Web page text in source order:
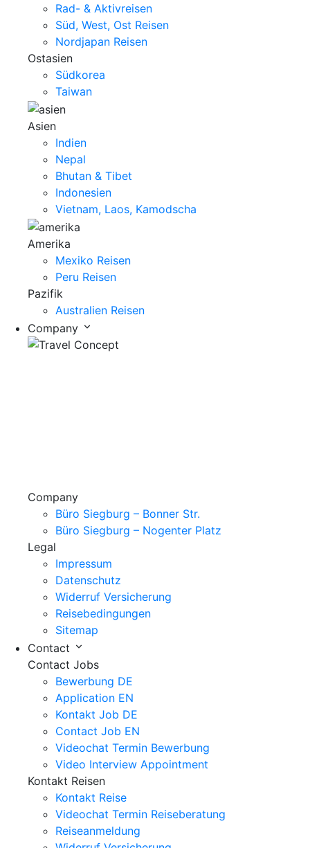
Rad- & Aktivreisen
Süd, West, Ost Reisen
Nordjapan Reisen
Ostasien
Südkorea
Taiwan
Asien
Indien
Nepal
Bhutan & Tibet
Indonesien
Vietnam, Laos, Kamodscha
Amerika
Mexiko Reisen
Peru Reisen
Pazifik
Australien Reisen
Company
Company
Büro Siegburg – Bonner Str.
Büro Siegburg – Nogenter Platz
Legal
Impressum
Datenschutz
Widerruf Versicherung
Reisebedingungen
Sitemap
Contact
Contact Jobs
Bewerbung DE
Application EN
Kontakt Job DE
Contact Job EN
Videochat Termin Bewerbung
Video Interview Appointment
Kontakt Reisen
Kontakt Reise
Videochat Termin Reiseberatung
Reiseanmeldung